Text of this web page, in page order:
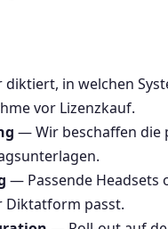
in welchen
vor Lizenzkauf.
— Wir beschaffen die
— Passende Headsets
Diktatform passt.